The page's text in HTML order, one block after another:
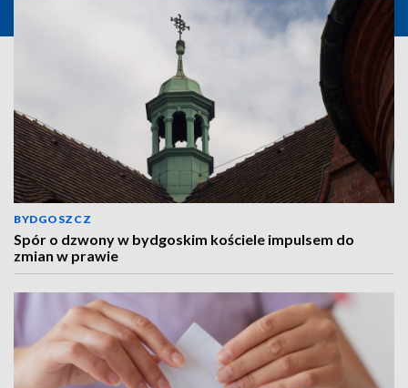
BYDGOSZCZ
Spór o dzwony w bydgoskim kościele impulsem do
zmian w prawie